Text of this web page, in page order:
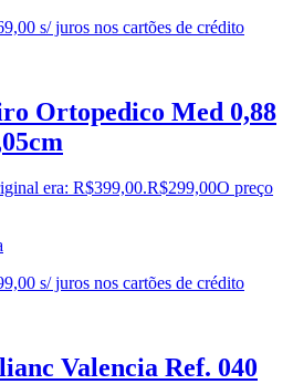
s/ juros nos cartões de crédito
Ortopedico Med 0,88
era: R$399,00.R$299,00O preço
s/ juros nos cartões de crédito
Valencia Ref. 040